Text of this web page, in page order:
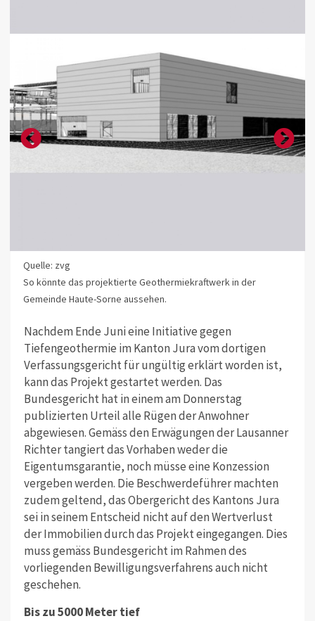
Quelle: zvg
So könnte das projektierte Geothermiekraftwerk in der
Gemeinde Haute-Sorne aussehen.
Nachdem Ende Juni eine Initiative gegen
Tiefengeothermie im Kanton Jura vom dortigen
Verfassungsgericht für ungültig erklärt worden ist,
kann das Projekt gestartet werden. Das
Bundesgericht hat in einem am Donnerstag
publizierten Urteil alle Rügen der Anwohner
abgewiesen. Gemäss den Erwägungen der Lausanner
Richter tangiert das Vorhaben weder die
Eigentumsgarantie, noch müsse eine Konzession
vergeben werden. Die Beschwerdeführer machten
zudem geltend, das Obergericht des Kantons Jura
sei in seinem Entscheid nicht auf den Wertverlust
der Immobilien durch das Projekt eingegangen. Dies
muss gemäss Bundesgericht im Rahmen des
vorliegenden Bewilligungsverfahrens auch nicht
geschehen.
Bis zu 5000 Meter tief